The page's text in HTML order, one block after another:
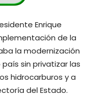
Enrique
de la
la modernización
sin privatizar las
hidrocarburos y a
del Estado.